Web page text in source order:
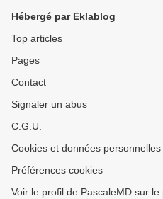
Hébergé par Eklablog
Top articles
Pages
Contact
Signaler un abus
C.G.U.
Cookies et données personnelles
Préférences cookies
Voir le profil de PascaleMD sur le